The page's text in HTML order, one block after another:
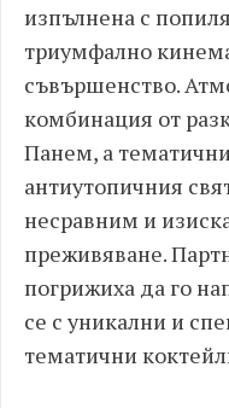
изпълнена с
триумфално
съвършенство.
комбинация от
Панем, а
антиутопичния
несравним и
преживяване.
погрижиха да го
се с уникални и
тематични